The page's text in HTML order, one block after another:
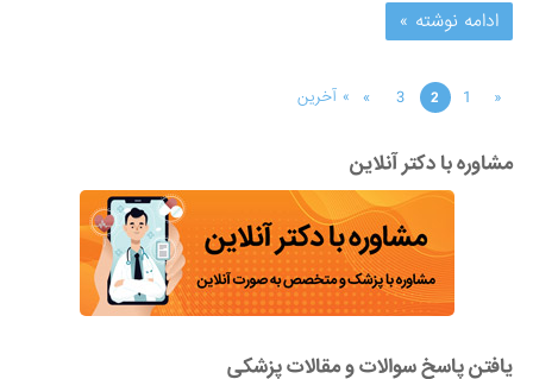
ادامه نوشته »
«
1
2
3
» » آخرین
مشاوره با دکتر آنلاین
یافتن پاسخ سوالات و مقالات پزشکی